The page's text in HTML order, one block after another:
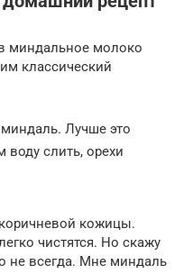
миндальное молоко
классический
Лучше это
воду слить, орехи
кожицы.
чистятся. Но скажу
не всегда. Мне миндаль